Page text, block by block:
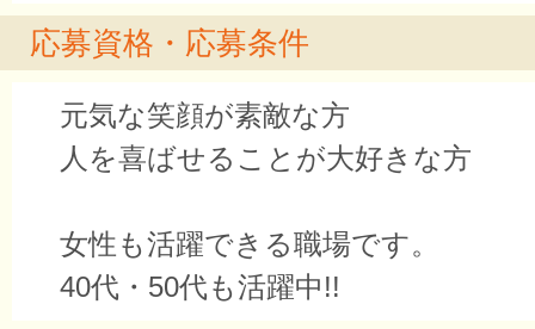
応募資格・応募条件
元気な笑顔が素敵な方
人を喜ばせることが大好きな方
女性も活躍できる職場です。
40代・50代も活躍中!!